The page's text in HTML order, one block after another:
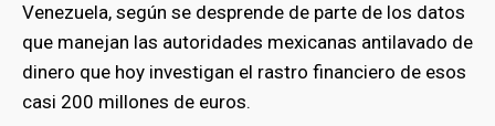
Venezuela, según se desprende de parte de los datos
que manejan las autoridades mexicanas antilavado de
dinero que hoy investigan el rastro financiero de esos
casi 200 millones de euros.